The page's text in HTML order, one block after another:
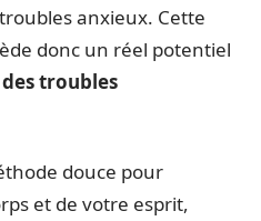
anxieux. Cette
donc un réel potentiel
troubles
douce pour
et de votre esprit,